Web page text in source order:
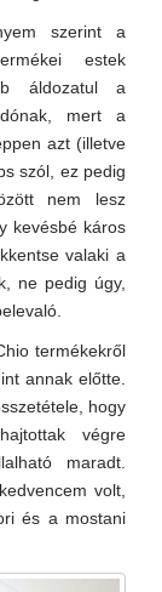
szerint a
estek
áldozatul a
mert a
azt (illetve
szól, ez pedig
nem lesz
kevésbé káros
valaki a
ne pedig úgy,
termékekről
annak előtte.
hogy
végre
maradt.
volt,
és a mostani